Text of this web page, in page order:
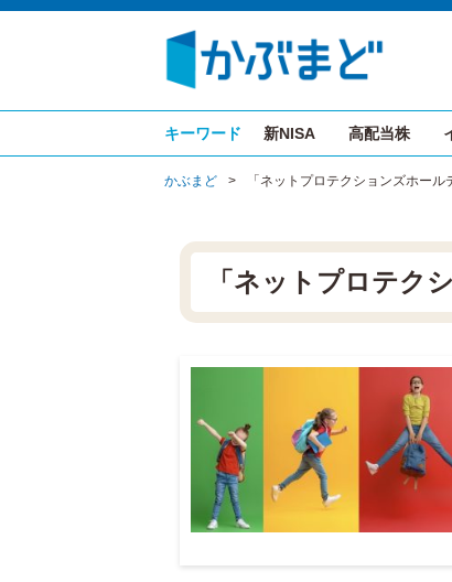
キーワード 新NISA 高配当株
かぶまど > 「ネットプロテクションズホー
「ネットプロテク